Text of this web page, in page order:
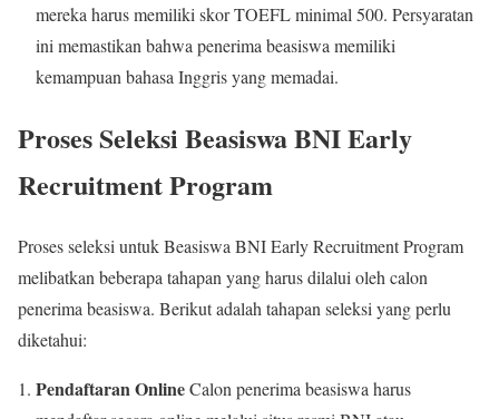
mereka harus memiliki skor TOEFL minimal 500. Persyaratan
ini memastikan bahwa penerima beasiswa memiliki
kemampuan bahasa Inggris yang memadai.
Proses Seleksi Beasiswa BNI Early
Recruitment Program
Proses seleksi untuk Beasiswa BNI Early Recruitment Program
melibatkan beberapa tahapan yang harus dilalui oleh calon
penerima beasiswa. Berikut adalah tahapan seleksi yang perlu
diketahui:
Pendaftaran OnlineCalon penerima beasiswa harus